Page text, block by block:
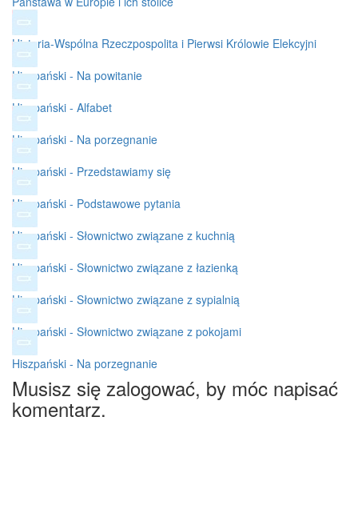
Historia-Wspólna Rzeczpospolita i Pierwsi Królowie Elekcyjni
Hiszpański - Na powitanie
Hiszpański - Alfabet
Hiszpański - Na porzegnanie
Hiszpański - Przedstawiamy się
Hiszpański - Podstawowe pytania
Hiszpański - Słownictwo związane z kuchnią
Hiszpański - Słownictwo związane z łazienką
Hiszpański - Słownictwo związane z sypialnią
Hiszpański - Słownictwo związane z pokojami
Hiszpański - Na porzegnanie
Musisz się zalogować, by móc napisać
komentarz.